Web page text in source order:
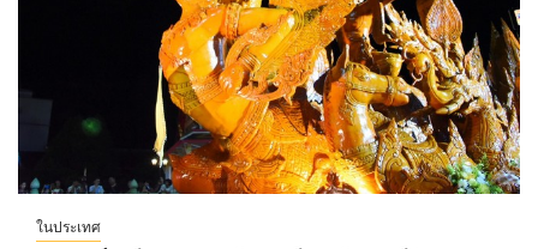
ในประเทศ